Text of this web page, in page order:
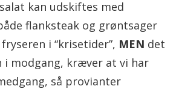
kan udskiftes med
flanksteak og grøntsager
i “krisetider”, MEN det
i modgang, kræver at vi har
så provianter